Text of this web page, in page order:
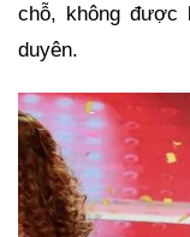
chỗ, không được
duyên.